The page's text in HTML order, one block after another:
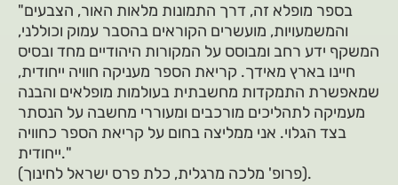
"בספר מופלא זה, דרך התמונות מלאות האור, הצבעים
והמשמעויות, מועשרים הקוראים בהסבר עמוק וכוללני,
המשקף ידע רחב ומבוסס על המקורות היהודיים מחד ובסיס
חיינו בארץ מאידך. קריאת הספר מעניקה חוויה ייחודית,
שמאפשרת התמקדות מחשבתית בעולמות מופלאים והבנה
מעמיקה לתהליכים מורכבים ומעוררי מחשבה על הנסתר
בצד הגלוי. אני ממליצה בחום על קריאת הספר כחוויה
ייחודית."
(פרופ' מלכה מרגלית, כלת פרס ישראל לחינוך).